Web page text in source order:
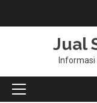
to
Jual
Informasi
Primary